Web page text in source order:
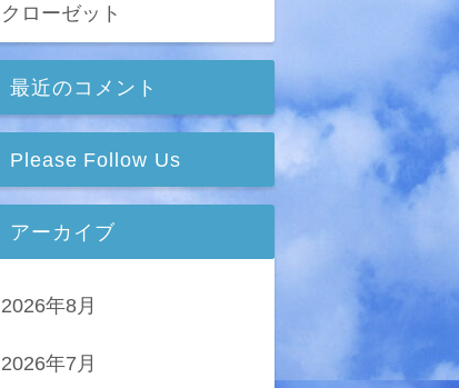
クローゼット
最近のコメント
Please Follow Us
アーカイブ
2026年8月
2026年7月